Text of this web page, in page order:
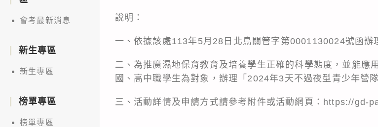
說明：
一、依據該處113年5月28日北鳥關管字第0001130024號函辦
二、為推廣濕地保育教育及培養學生正確的科學態度，並能應
國、高中職學生為對象，辦理「2024年3天不過夜型青少年營
三、活動詳情及申請方式請參考附件或活動網頁：https://gd-
會考最新消息
新生專區
新生專區
榜單專區
榜單專區